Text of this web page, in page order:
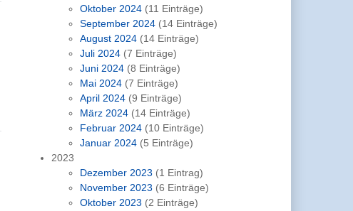
Oktober 2024 (11 Einträge)
September 2024 (14 Einträge)
August 2024 (14 Einträge)
Juli 2024 (7 Einträge)
Juni 2024 (8 Einträge)
Mai 2024 (7 Einträge)
April 2024 (9 Einträge)
März 2024 (14 Einträge)
Februar 2024 (10 Einträge)
Januar 2024 (5 Einträge)
2023
Dezember 2023 (1 Eintrag)
November 2023 (6 Einträge)
Oktober 2023 (2 Einträge)